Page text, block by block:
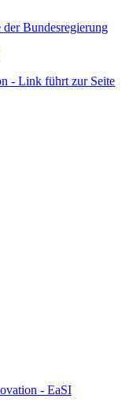
- Ea­SI